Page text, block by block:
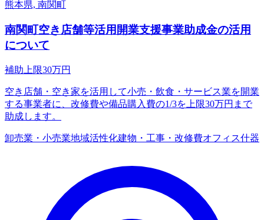
熊本県, 南関町
南関町空き店舗等活用開業支援事業助成金の活用
について
補助上限30万円
空き店舗・空き家を活用して小売・飲食・サービス業を開業
する事業者に、改修費や備品購入費の1/3を上限30万円まで
助成します。
卸売業・小売業地域活性化建物・工事・改修費オフィス什器